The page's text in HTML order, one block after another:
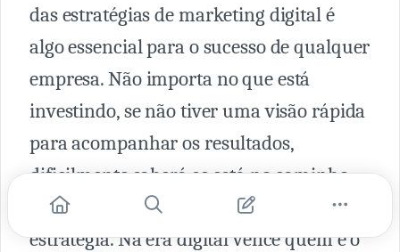
das estratégias de marketing digital é
algo essencial para o sucesso de qualquer
empresa. Não importa no que está
investindo, se não tiver uma visão rápida
para acompanhar os resultados,
dificilmente saberá se está no caminho
certo e se é necessário corrigir a
estratégia. Na era digital vence quem é o